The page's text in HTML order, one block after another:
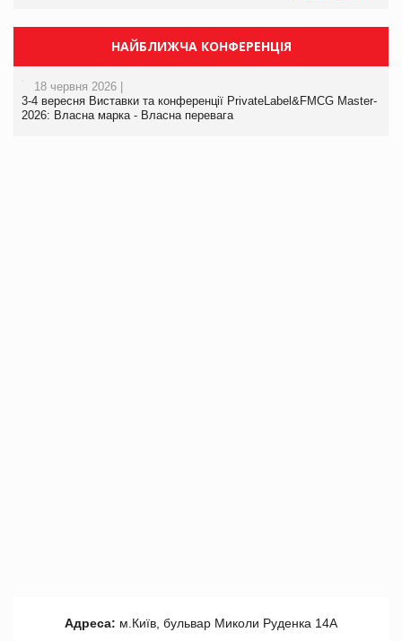
НАЙБЛИЖЧА КОНФЕРЕНЦІЯ
18 червня 2026 |
3-4 вересня Виставки та конференції PrivateLabel&FMCG Master-
2026: Власна марка - Власна перевага
Адреса: м.Київ, бульвар Миколи Руденка 14А